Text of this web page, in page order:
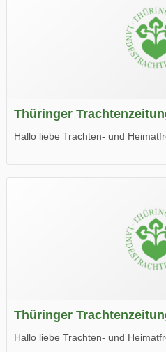
Thüringer
Hallo liebe Trachten- und
Wir wünschen Euch viel Spaß
Thüringer
Hallo liebe Trachten- und